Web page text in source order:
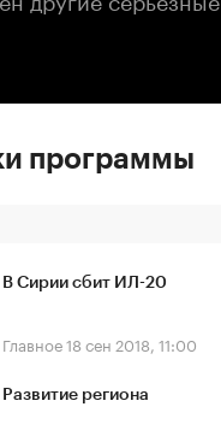
программы
В Сирии сбит ИЛ-20
Главное18 сен 2018, 11:00
Развитие региона